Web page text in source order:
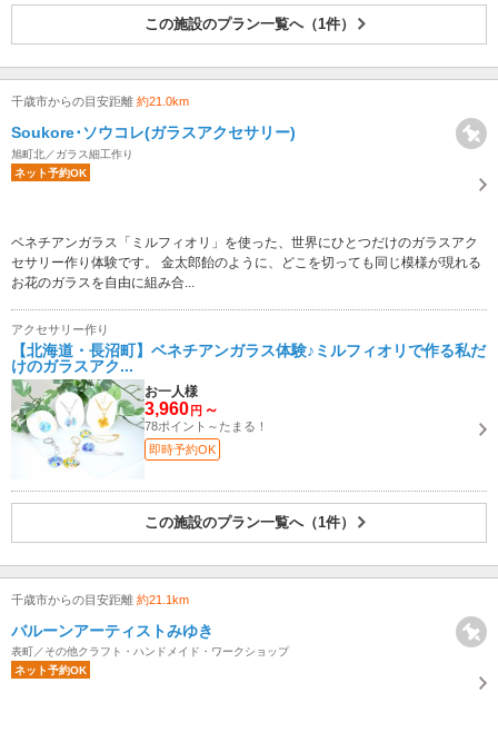
この施設のプラン一覧へ（1件）
千歳市からの目安距離 約21.0km
Soukore･ソウコレ(ガラスアクセサリー)
旭町北／ガラス細工作り
ネット予約OK
ベネチアンガラス「ミルフィオリ」を使った、世界にひとつだけのガラスアク
セサリー作り体験です。 金太郎飴のように、どこを切っても同じ模様が現れる
お花のガラスを自由に組み合...
アクセサリー作り
【北海道・長沼町】ベネチアンガラス体験♪ミルフィオリで作る私だ
けのガラスアク...
お一人様
3,960 円 ～
78ポイント～たまる！
即時予約OK
この施設のプラン一覧へ（1件）
千歳市からの目安距離 約21.1km
バルーンアーティストみゆき
表町／その他クラフト・ハンドメイド・ワークショップ
ネット予約OK